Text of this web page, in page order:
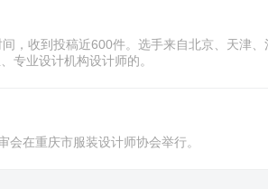
，收到投稿近600件。选手来自北京、天津
专业设计机构设计师的。
在重庆市服装设计师协会举行。